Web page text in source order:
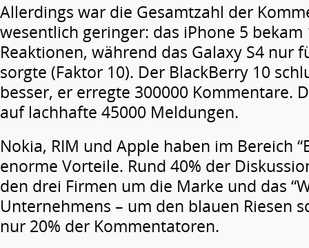
Allerdings war die Gesamtzahl der
wesentlich geringer: das iPhone 5
Reaktionen, während das Galaxy S4 nur
sorgte (Faktor 10). Der BlackBerry 10
besser, er erregte 300000 Kommentare.
auf lachhafte 45000 Meldungen.
Nokia, RIM und Apple haben im Bereich
enorme Vorteile. Rund 40% der
den drei Firmen um die Marke und das
Unternehmens – um den blauen Riesen
nur 20% der Kommentatoren.